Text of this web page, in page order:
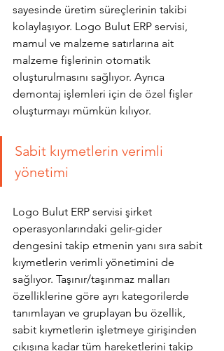
sayesinde üretim süreçlerinin takibi
kolaylaşıyor. Logo Bulut ERP servisi,
mamul ve malzeme satırlarına ait
malzeme fişlerinin otomatik
oluşturulmasını sağlıyor. Ayrıca
demontaj işlemleri için de özel fişler
oluşturmayı mümkün kılıyor.
Sabit kıymetlerin verimli
yönetimi
Logo Bulut ERP servisi şirket
operasyonlarındaki gelir-gider
dengesini takip etmenin yanı sıra sabit
kıymetlerin verimli yönetimini de
sağlıyor. Taşınır/taşınmaz malları
özelliklerine göre ayrı kategorilerde
tanımlayan ve gruplayan bu özellik,
sabit kıymetlerin işletmeye girişinden
çıkışına kadar tüm hareketlerini takip